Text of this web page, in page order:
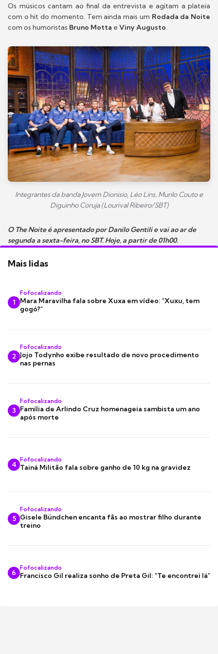
Os músicos cantam ao final da entrevista e agitam a plateia
com o hit do momento. Tem ainda mais um Rodada da Noite
com os humoristas Bruno Motta e Viny Augusto.
Integrantes da banda Jovem Dionisio, Léo Lins, Murilo Couto e
Diguinho Coruja (Lourival Ribeiro/SBT)
O The Noite é apresentado por Danilo Gentili e vai ao ar de
segunda a sexta-feira, no SBT. Hoje, a partir de 01h00.
Mais lidas
1
Fofocalizando
Mara Maravilha fala sobre Xuxa em vídeo: "Xuxu, tem
gogó?"
2
Fofocalizando
Jojo Todynho exibe resultado de novo procedimento
nas pernas
3
Fofocalizando
Família de Arlindo Cruz homenageia sambista um ano
após morte
4
Fofocalizando
Tainá Militão fala sobre ganho de 10 kg na gravidez
5
Fofocalizando
Gisele Bündchen encanta fãs ao mostrar filho durante
treino
6
Fofocalizando
Francisco Gil realiza sonho de Preta Gil: "Te encontrei lá"